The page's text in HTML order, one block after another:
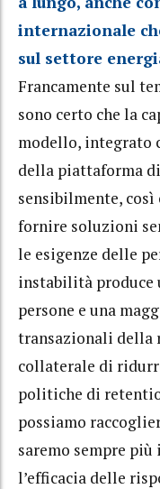
internazionale
sul settore
Francamente sul
sono certo che la
modello, integrato
della piattaforma
sensibilmente,
fornire soluzioni
le esigenze delle
instabilità produce
persone e una
transazionali della
collaterale di
politiche di
possiamo
saremo sempre
l’efficacia delle